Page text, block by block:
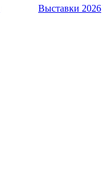
Выставки 2026